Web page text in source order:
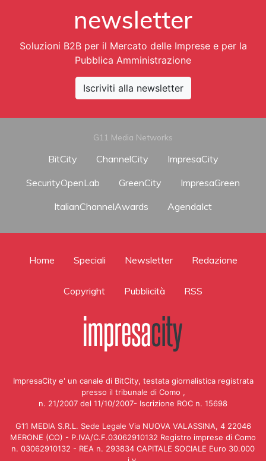
newsletter
Soluzioni B2B per il Mercato delle Imprese e per la
Pubblica Amministrazione
Iscriviti alla newsletter
G11 Media Networks
BitCity ChannelCity
ImpresaCity
SecurityOpenLab
GreenCity
ImpresaGreen
ItalianChannelAwards
AgendaIct
Home Speciali Newsletter Redazione
Copyright Pubblicità RSS
ImpresaCity e' un canale di BitCity, testata giornalistica registrata
presso il tribunale di Como ,
n. 21/2007 del 11/10/2007- Iscrizione ROC n. 15698
G11 MEDIA S.R.L. Sede Legale Via NUOVA VALASSINA, 4 22046
MERONE (CO) - P.IVA/C.F.03062910132 Registro imprese di Como
n. 03062910132 - REA n. 293834 CAPITALE SOCIALE Euro 30.000